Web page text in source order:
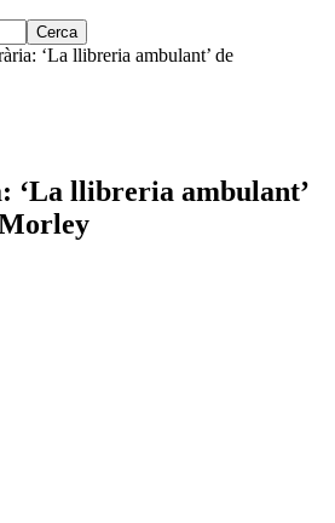
‘La llibreria ambulant’ de
llibreria ambulant’